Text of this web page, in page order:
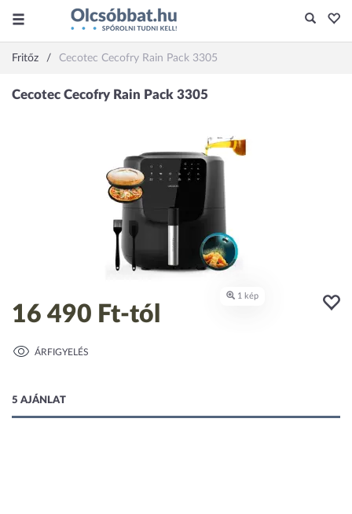
Fritőz Cecotec Cecofry Rain Pack 3305
16 490 Ft-tól
ÁRFIGYELÉS
5 AJÁNLAT